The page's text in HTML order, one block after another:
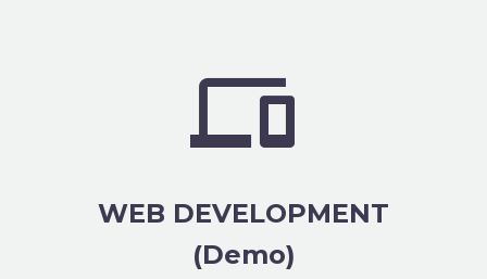


WEB DEVELOPMENT
(Demo)